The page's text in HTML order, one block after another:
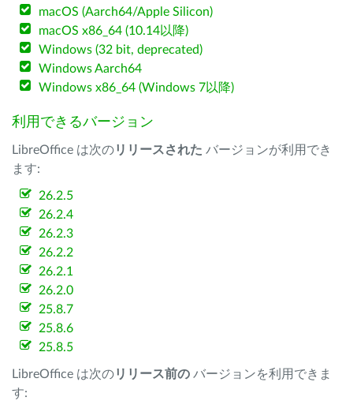
macOS (Aarch64/Apple Silicon)
macOS x86_64 (10.14以降)
Windows (32 bit, deprecated)
Windows Aarch64
Windows x86_64 (Windows 7以降)
利用できるバージョン
LibreOffice は次のリリースされた バージョンが利用でき
ます:
26.2.5
26.2.4
26.2.3
26.2.2
26.2.1
26.2.0
25.8.7
25.8.6
25.8.5
LibreOffice は次のリリース前の バージョンを利用できま
す: